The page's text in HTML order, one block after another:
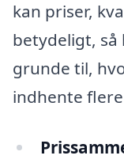
kan priser,
betydeligt, så
grunde til,
indhente